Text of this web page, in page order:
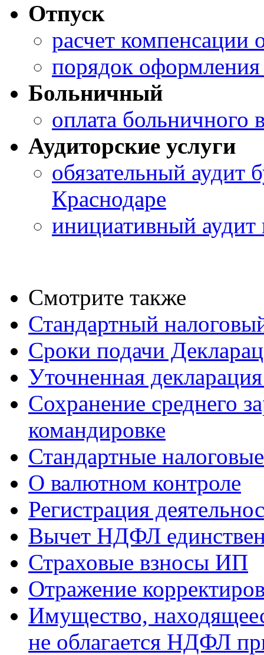
Отпуск
расчет компенсации
порядок оформления
Больничный
оплата больничного
Аудиторские услуги
обязательный аудит
Краснодаре
инициативный аудит
Смотрите также
Стандартный
Сроки подачи
Уточненная
Сохранение среднего
командировке
Стандартные
О валютном контроле
Регистрация
Вычет НДФЛ
Страховые взносы ИП
Отражение
Имущество,
не облагается НДФЛ